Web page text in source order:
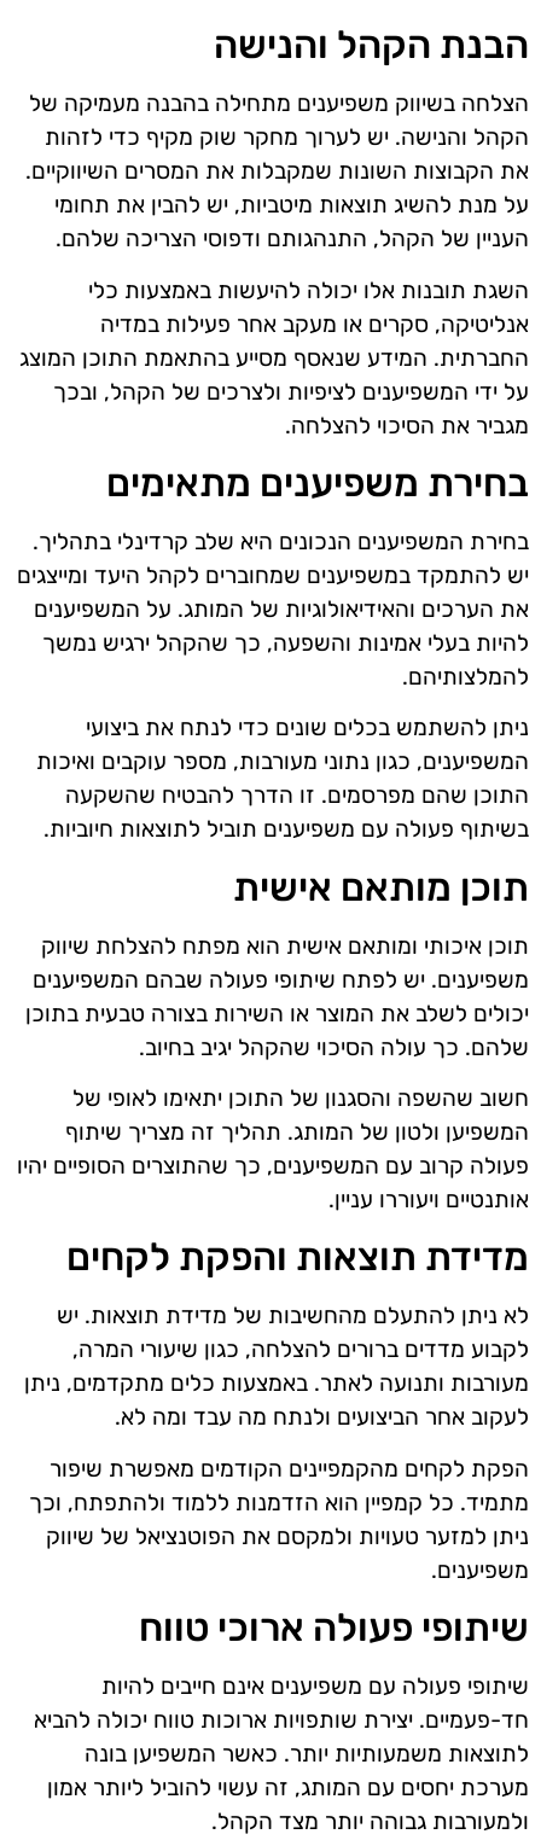
הבנת הקהל והנישה
הצלחה בשיווק משפיענים מתחילה בהבנה מעמיקה של
הקהל והנישה. יש לערוך מחקר שוק מקיף כדי לזהות
את הקבוצות השונות שמקבלות את המסרים השיווקיים.
על מנת להשיג תוצאות מיטביות, יש להבין את תחומי
העניין של הקהל, התנהגותם ודפוסי הצריכה שלהם.
השגת תובנות אלו יכולה להיעשות באמצעות כלי
אנליטיקה, סקרים או מעקב אחר פעילות במדיה
החברתית. המידע שנאסף מסייע בהתאמת התוכן המוצג
על ידי המשפיענים לציפיות ולצרכים של הקהל, ובכך
מגביר את הסיכוי להצלחה.
בחירת משפיענים מתאימים
בחירת המשפיענים הנכונים היא שלב קרדינלי בתהליך.
יש להתמקד במשפיענים שמחוברים לקהל היעד ומייצגים
את הערכים והאידיאולוגיות של המותג. על המשפיענים
להיות בעלי אמינות והשפעה, כך שהקהל ירגיש נמשך
להמלצותיהם.
ניתן להשתמש בכלים שונים כדי לנתח את ביצועי
המשפיענים, כגון נתוני מעורבות, מספר עוקבים ואיכות
התוכן שהם מפרסמים. זו הדרך להבטיח שהשקעה
בשיתוף פעולה עם משפיענים תוביל לתוצאות חיוביות.
תוכן מותאם אישית
תוכן איכותי ומותאם אישית הוא מפתח להצלחת שיווק
משפיענים. יש לפתח שיתופי פעולה שבהם המשפיענים
יכולים לשלב את המוצר או השירות בצורה טבעית בתוכן
שלהם. כך עולה הסיכוי שהקהל יגיב בחיוב.
חשוב שהשפה והסגנון של התוכן יתאימו לאופי של
המשפיען ולטון של המותג. תהליך זה מצריך שיתוף
פעולה קרוב עם המשפיענים, כך שהתוצרים הסופיים יהיו
אותנטיים ויעוררו עניין.
מדידת תוצאות והפקת לקחים
לא ניתן להתעלם מהחשיבות של מדידת תוצאות. יש
לקבוע מדדים ברורים להצלחה, כגון שיעורי המרה,
מעורבות ותנועה לאתר. באמצעות כלים מתקדמים, ניתן
לעקוב אחר הביצועים ולנתח מה עבד ומה לא.
הפקת לקחים מהקמפיינים הקודמים מאפשרת שיפור
מתמיד. כל קמפיין הוא הזדמנות ללמוד ולהתפתח, וכך
ניתן למזער טעויות ולמקסם את הפוטנציאל של שיווק
משפיענים.
שיתופי פעולה ארוכי טווח
שיתופי פעולה עם משפיענים אינם חייבים להיות
חד-פעמיים. יצירת שותפויות ארוכות טווח יכולה להביא
לתוצאות משמעותיות יותר. כאשר המשפיען בונה
מערכת יחסים עם המותג, זה עשוי להוביל ליותר אמון
ולמעורבות גבוהה יותר מצד הקהל.